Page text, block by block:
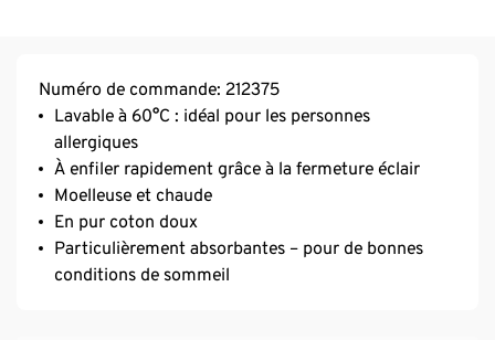
Numéro de commande: 212375
Lavable à 60°C : idéal pour les personnes
allergiques
À enfiler rapidement grâce à la fermeture éclair
Moelleuse et chaude
En pur coton doux
Particulièrement absorbantes – pour de bonnes
conditions de sommeil